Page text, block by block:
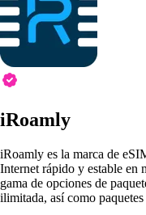
iRoamly
iRoamly es la marca de
Internet rápido y estable en
gama de opciones de
ilimitada, así como